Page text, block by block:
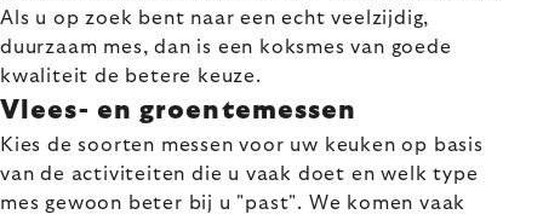
Als u op zoek bent naar een echt veelzijdig,
duurzaam mes, dan is een koksmes van goede
kwaliteit de betere keuze.
Vlees- en groentemessen
Kies de soorten messen voor uw keuken op basis
van de activiteiten die u vaak doet en welk type
mes gewoon beter bij u "past". We komen vaak